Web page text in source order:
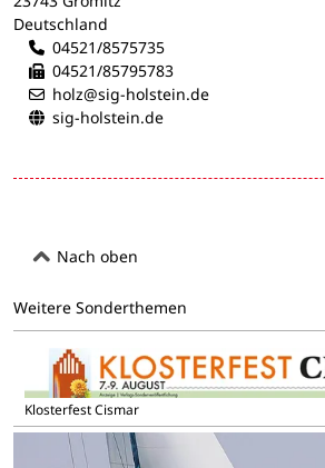
Deutschland
04521/8575735
04521/85795783
holz@sig-holstein.de
sig-holstein.de
Nach oben
Weitere Sonderthemen
Klosterfest Cismar